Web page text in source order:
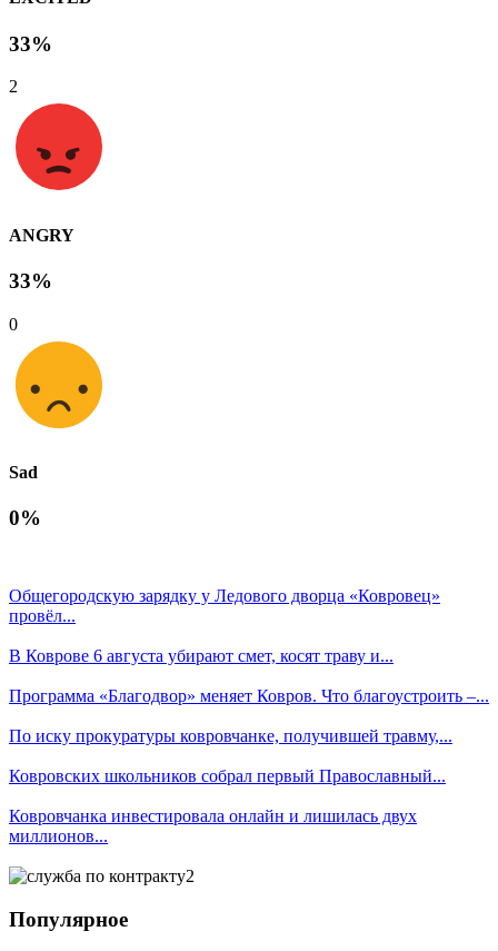
33%
2
ANGRY
33%
0
Sad
0%
Общегородскую зарядку у Ледового дворца «Ковровец»
провёл...
В Коврове 6 августа убирают смет, косят траву и...
Программа «Благодвор» меняет Ковров. Что благоустроить –...
По иску прокуратуры ковровчанке, получившей травму,...
Ковровских школьников собрал первый Православный...
Ковровчанка инвестировала онлайн и лишилась двух
миллионов...
Популярное